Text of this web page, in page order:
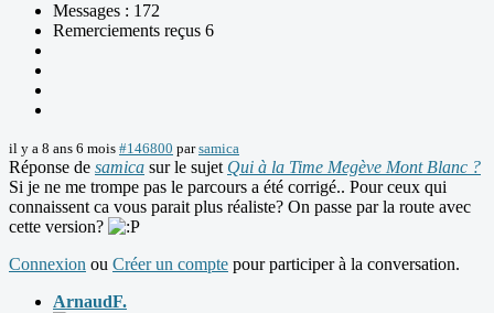
Messages : 172
Remerciements reçus 6
il y a 8 ans 6 mois #146800 parsamica
Réponse de samica sur le sujet Qui à la Time Megève Mont Blanc ?
Si je ne me trompe pas le parcours a été corrigé.. Pour ceux qui
connaissent ca vous parait plus réaliste? On passe par la route avec
cette version?
Connexion ou Créer un compte pour participer à la conversation.
ArnaudF.